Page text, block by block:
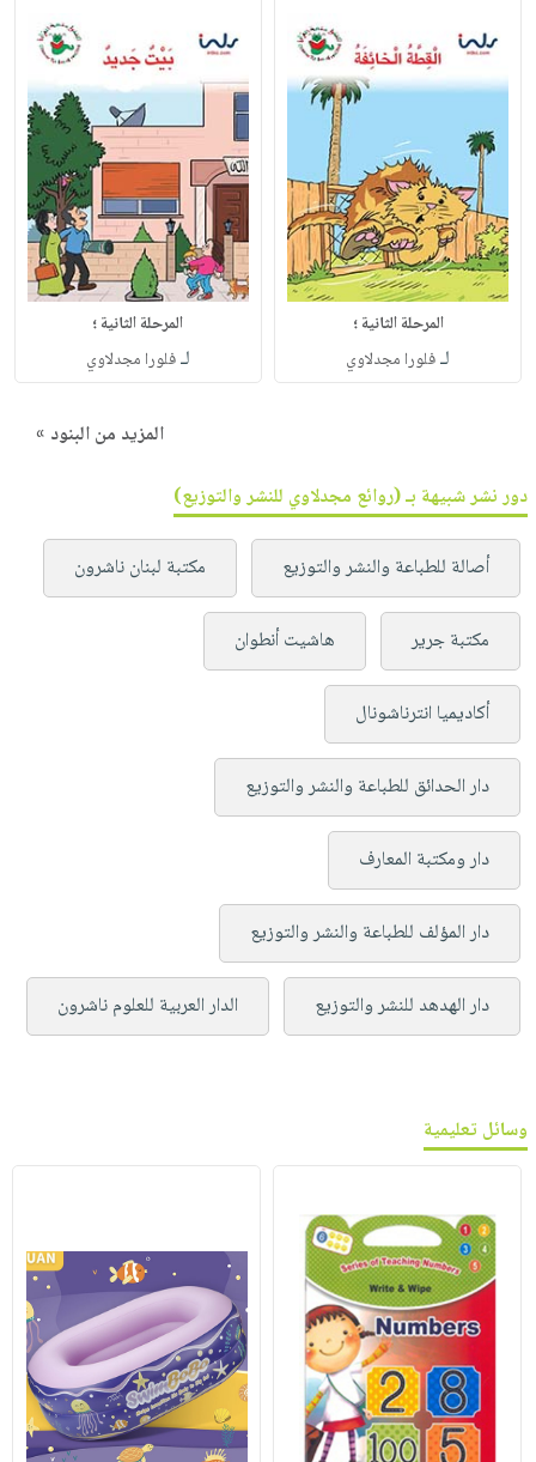
المرحلة الثانية ؛
لـفلورا مجدلاوي
المرحلة الثانية ؛
لـفلورا مجدلاوي
المزيد من البنود »
دور نشر شبيهة بـ (روائع مجدلاوي للنشر والتوزيع)
أصالة للطباعة والنشر والتوزيع مكتبة لبنان ناشرون
مكتبة جرير هاشيت أنطوان
أكاديميا انترناشونال
دار الحدائق للطباعة والنشر والتوزيع
دار ومكتبة المعارف
دار المؤلف للطباعة والنشر والتوزيع
دار الهدهد للنشر والتوزيع الدار العربية للعلوم ناشرون
وسائل تعليمية